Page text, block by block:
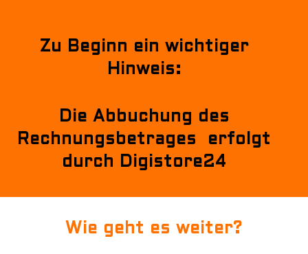
Zu Beginn ein wichtiger
Hinweis:
Die Abbuchung des
Rechnungsbetrages erfolgt
durch Digistore24
Wie geht es weiter?